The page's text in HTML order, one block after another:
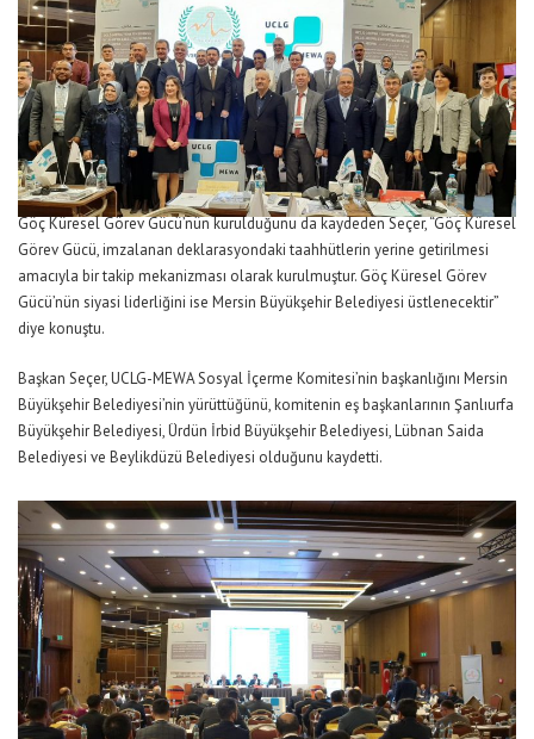
Göç Küresel Görev Gücü’nün kurulduğunu da kaydeden Seçer, “Göç Küresel
Görev Gücü, imzalanan deklarasyondaki taahhütlerin yerine getirilmesi
amacıyla bir takip mekanizması olarak kurulmuştur. Göç Küresel Görev
Gücü’nün siyasi liderliğini ise Mersin Büyükşehir Belediyesi üstlenecektir”
diye konuştu.
Başkan Seçer, UCLG-MEWA Sosyal İçerme Komitesi’nin başkanlığını Mersin
Büyükşehir Belediyesi’nin yürüttüğünü, komitenin eş başkanlarının Şanlıurfa
Büyükşehir Belediyesi, Ürdün İrbid Büyükşehir Belediyesi, Lübnan Saida
Belediyesi ve Beylikdüzü Belediyesi olduğunu kaydetti.